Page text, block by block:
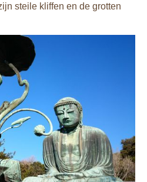
steile kliffen en de grotten